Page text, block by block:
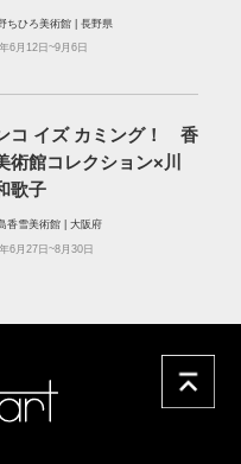
ちひろ美術館 | 長野県
6月12日~9月6日
コ イズ カミング！ 香
術館コレクション×川
歌子
香雪美術館 | 大阪府
6月27日~8月30日